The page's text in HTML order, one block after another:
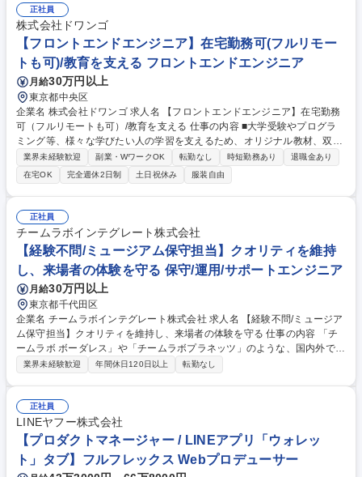
横断での課題構造化と意思決定支援/開発・業務プロセスの高度化を通じ
て、事業成長を加速させることがミッションです。 経営層や本部長レイヤ
ーの方針を理解し、ステークホルダーを巻き込みながら推進いただくこと
を期待しています。 募集職種 PMO（プロジェクトマネジメントオフィ
ス）/リモート可×フルフレックス
正社員
株式会社ドワンゴ
【フロントエンドエンジニア】在宅勤務可(フルリモー
トも可)/教育を支える フロントエンドエンジニア
月給30万円以上
東京都中央区
企業名 株式会社ドワンゴ 求人名 【フロントエンドエンジニア】在宅勤務
可（フルリモートも可）/教育を支える 仕事の内容 ■大学受験やプログラ
ミング等、様々な学びたい人の学習を支えるため、オリジナル教材、双方
向参加型のライブ授業等の機能を搭載した当社開発の学習システム「ZEN
Study」のWebフロントエンド開発をお任せします。 ■一般ユーザーの
他、当社運営のN高校やS高校、また2025年4月に開校する日本発の本格
的なオンライン大学「ZEN大学」の生徒が利用する学習システムです。■
その他、「ZEN Study」に紐づく、先生方が生徒や学習者の学習状況を管
理する「ZEN Compass」の開発もお任せします。 ■実装だけでなく設計
からリリース、FrontendOpsのような領域、ときには要件定義まで幅広く
関われます。 【業務一例】その他勤務条件の備考欄参照 募集職種 【フロ
ントエンドエンジニア】在宅勤務可（フルリモートも可）/教育を支える
業界未経験歓迎 副業・WワークOK 転勤なし 時短勤務あり
退職金あり
在宅OK
完全週休2日制 土日祝休み 服装自由
正社員
チームラボインテグレート株式会社
【経験不問/ミュージアム保守担当】クオリティを維持
し、来場者の体験を守る 保守/運用/サポートエンジニア
月給30万円以上
東京都千代田区
企業名 チームラボインテグレート株式会社 求人名 【経験不問/ミュージア
ム保守担当】クオリティを維持し、来場者の体験を守る 仕事の内容 「チ
ームラボ ボーダレス」や「チームラボプラネッツ」のような、国内外で開
催される常設展示作品の保全・保守・メンテナンスチームでの業務をお任
対応 ■社内エンジニアへのトラブル共有、ならびに対応・対策の進捗確認
■新規展示の立ち上げにおけるメンテナンス面での準備の進行管理 ■現地
スタッフへの各種レクチャー ■メンテナンス計画の策定 ■現地＆オンライ
ンでの定期チェックとメンテナンス 募集職種 【経験不問/ミュージアム保
守担当】クオリティを維持し、来場者の体験を守る
業界未経験歓迎 年間休日120日以上 転勤なし
正社員
LINEヤフー株式会社
【プロダクトマネージャー / LINEアプリ「ウォレッ
ト」タブ】フルフレックス Webプロデューサー